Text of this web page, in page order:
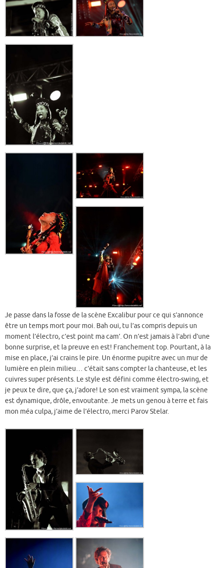
Je passe dans la fosse de la scène Excalibur pour ce qui s’annonce
être un temps mort pour moi. Bah oui, tu l’as compris depuis un
moment l’électro, c’est point ma cam’. On n’est jamais à l’abri d’une
bonne surprise, et la preuve en est! Franchement top. Pourtant, à la
mise en place, j’ai crains le pire. Un énorme pupitre avec un mur de
lumière en plein milieu… c’était sans compter la chanteuse, et les
cuivres super présents. Le style est défini comme électro-swing, et
je peux te dire, que ça, j’adore! Le son est vraiment sympa, la scène
est dynamique, drôle, envoutante. Je mets un genou à terre et fais
mon méa culpa, j’aime de l’électro, merci Parov Stelar.